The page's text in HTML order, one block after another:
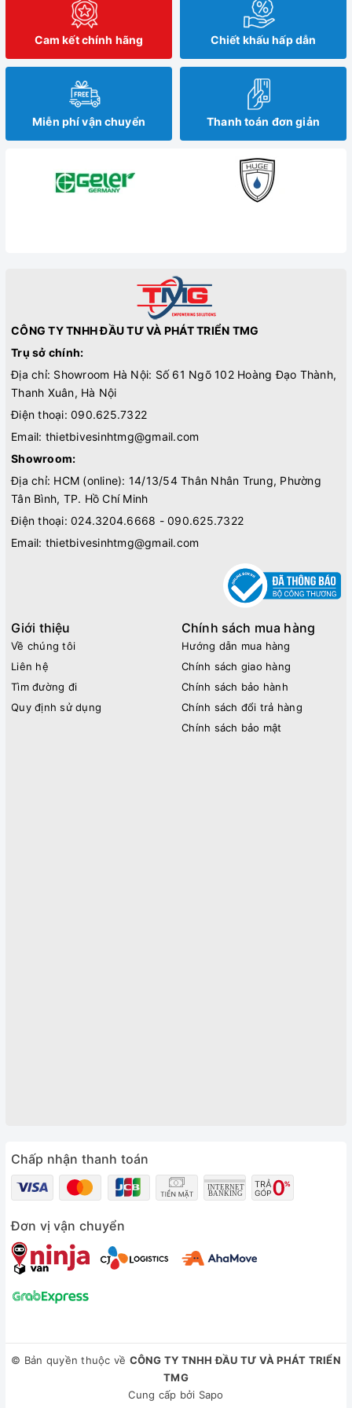
Cam kết chính hãng Chiết khấu hấp dẫn
Miễn phí vận chuyển Thanh toán đơn giản
CÔNG TY TNHH ĐẦU TƯ VÀ PHÁT TRIỂN TMG
Trụ sở chính:
Địa chỉ: Showroom Hà Nội: Số 61 Ngõ 102 Hoàng Đạo Thành,
Thanh Xuân, Hà Nội
Điện thoại: 090.625.7322
Email: thietbivesinhtmg@gmail.com
Showroom:
Địa chỉ: HCM (online): 14/13/54 Thân Nhân Trung, Phường
Tân Bình, TP. Hồ Chí Minh
Điện thoại: 024.3204.6668 - 090.625.7322
Email: thietbivesinhtmg@gmail.com
Giới thiệu
Về chúng tôi
Liên hệ
Tìm đường đi
Quy định sử dụng
Chính sách mua hàng
Hướng dẫn mua hàng
Chính sách giao hàng
Chính sách bảo hành
Chính sách đổi trả hàng
Chính sách bảo mật
Chấp nhận thanh toán
Đơn vị vận chuyển
© Bản quyền thuộc về CÔNG TY TNHH ĐẦU TƯ VÀ PHÁT TRIỂN
TMG
Cung cấp bởi Sapo